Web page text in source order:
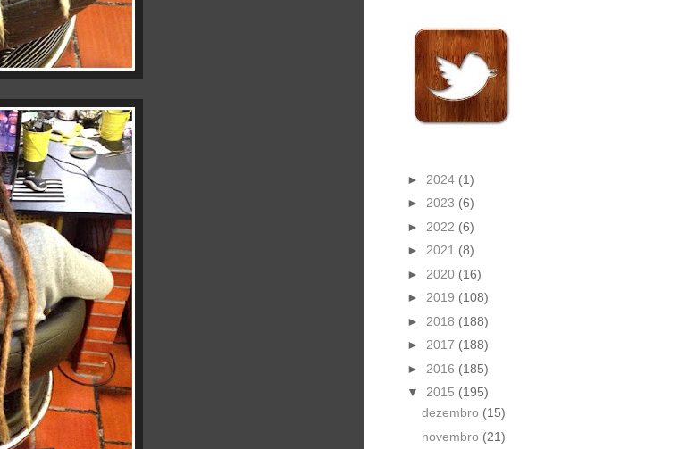
► 2024 (1)
► 2023 (6)
► 2022 (6)
► 2021 (8)
► 2020 (16)
► 2019 (108)
► 2018 (188)
► 2017 (188)
► 2016 (185)
▼ 2015 (195)
dezembro (15)
novembro (21)